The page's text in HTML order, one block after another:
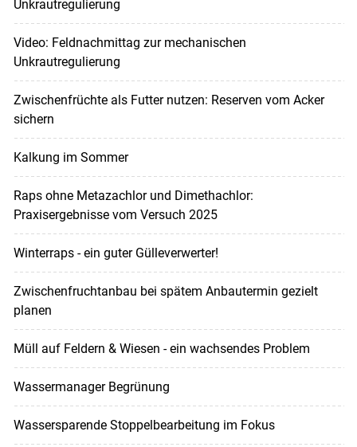
Unkrautregulierung
Video: Feldnachmittag zur mechanischen
Unkrautregulierung
Zwischenfrüchte als Futter nutzen: Reserven vom Acker
sichern
Kalkung im Sommer
Raps ohne Metazachlor und Dimethachlor:
Praxisergebnisse vom Versuch 2025
Winterraps - ein guter Gülleverwerter!
Zwischenfruchtanbau bei spätem Anbautermin gezielt
planen
Müll auf Feldern & Wiesen - ein wachsendes Problem
Wassermanager Begrünung
Wassersparende Stoppelbearbeitung im Fokus